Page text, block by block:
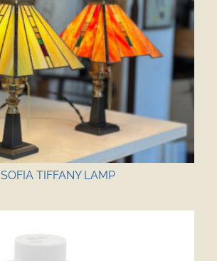
SOFIA TIFFANY LAMP